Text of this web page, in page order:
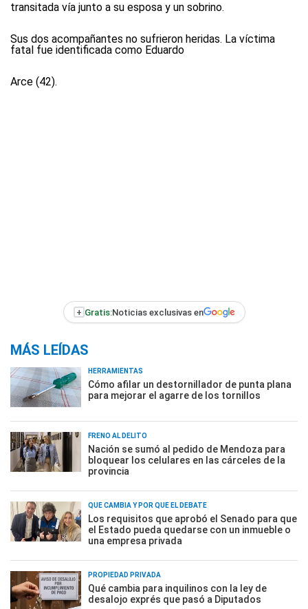
transitada vía junto a su esposa y un sobrino.
Sus dos acompañantes no sufrieron heridas. La víctima
fatal fue identificada como Eduardo
Arce (42).
+ Gratis:Noticias exclusivas en
MÁS LEÍDAS
HERRAMIENTAS
Cómo afilar un destornillador de punta plana
para mejorar el agarre de los tornillos
FRENO AL DELITO
Nación se sumó al pedido de Mendoza para
bloquear los celulares en las cárceles de la
provincia
QUÉ CAMBIA Y POR QUÉ EL DEBATE
Los requisitos que aprobó el Senado para que
el Estado pueda quedarse con un inmueble o
una empresa privada
PROPIEDAD PRIVADA
Qué cambia para inquilinos con la ley de
desalojo exprés que pasó a Diputados